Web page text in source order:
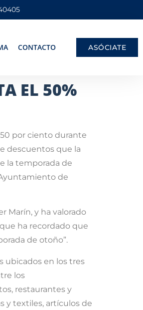
CONTACTO ASÓCIATE
EL 50%
por ciento durante
descuentos que la
la temporada de
de
Marín, y ha valorado
ha recordado que
de otoño”.
ubicados en los tres
los
restaurantes y
y textiles, artículos de